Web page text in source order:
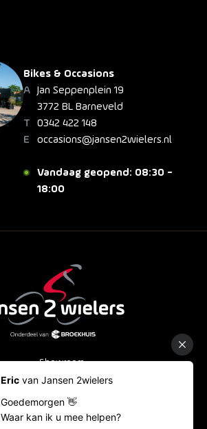
Bikes & Occasions
Jan Seppenplein 19
3772 BL Barneveld
0342 422 148
occasions@jansen2wielers.nl
Vandaag geopend: 08:30 -
18:00
Showroom
Occasions
Bestelinformatie